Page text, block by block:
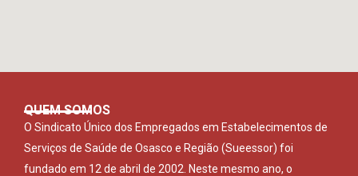
QUEM SOMOS
O Sindicato Único dos Empregados em Estabelecimentos de
Serviços de Saúde de Osasco e Região (Sueessor) foi
fundado em 12 de abril de 2002. Neste mesmo ano, o